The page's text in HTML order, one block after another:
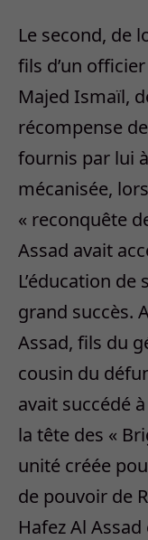
Le second, de
fils d’un
Majed Ismaïl,
récompense
fournis par lui
mécanisée,
« reconquête
Assad avait
L’éducation de
grand succès.
Assad, fils du
cousin du
avait succédé
la tête des «
unité créée
de pouvoir de
Hafez Al